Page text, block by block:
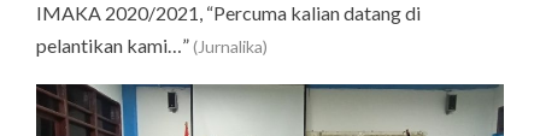
IMAKA 2020/2021, “Percuma kalian datang di
pelantikan kami…”(Jurnalika)